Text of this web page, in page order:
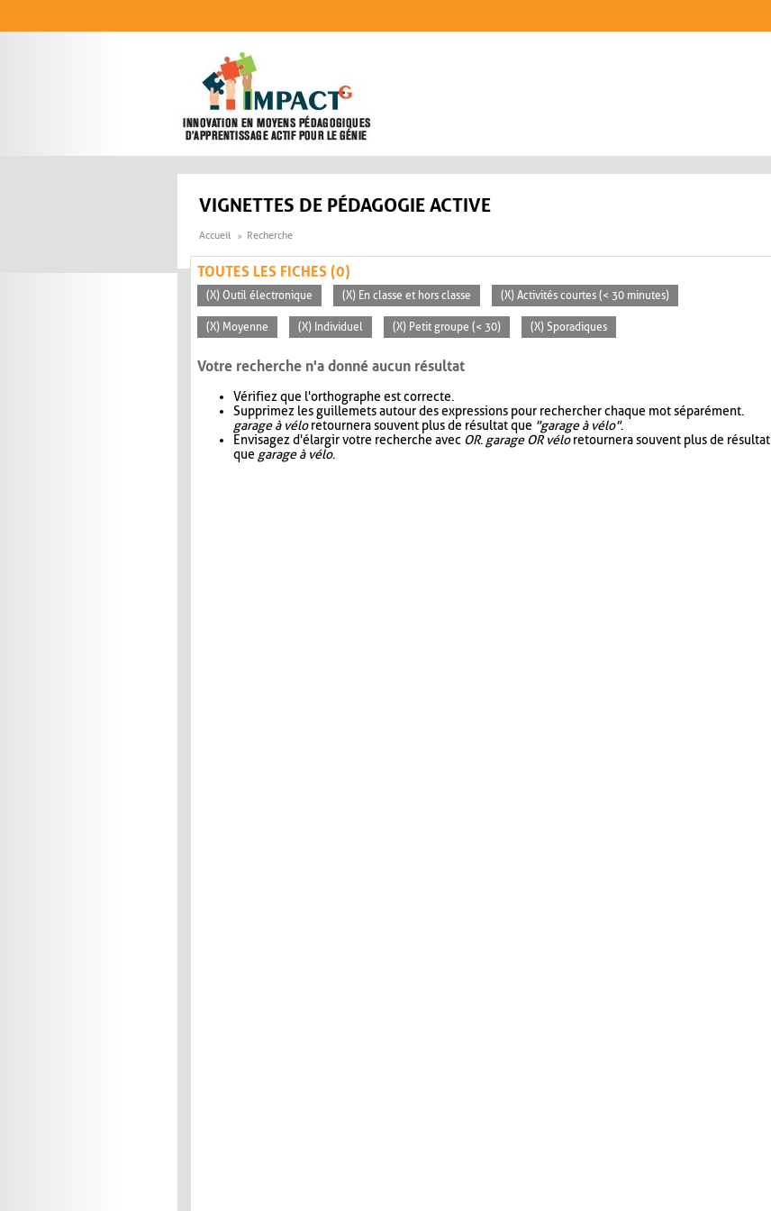
VIGNETTES DE PÉDAGOGIE ACTIVE
Accueil Recherche
TOUTES LES FICHES (0)
(X) Outil électronique (X) En classe et hors classe (X) Activités courtes (< 30 minutes)
(X) Moyenne (X) Individuel (X) Petit groupe (< 30) (X) Sporadiques
Votre recherche n'a donné aucun résultat
Vérifiez que l'orthographe est correcte.
Supprimez les guillemets autour des expressions pour rechercher chaque mot séparément.
garage à véloretournera souvent plus de résultat que "garage à vélo".
Envisagez d'élargir votre recherche avec OR. garage OR véloretournera souvent plus de résultat
que garage à vélo.